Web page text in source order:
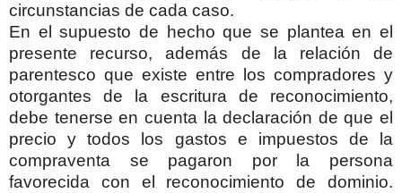
circunstancias de cada caso.
En el supuesto de hecho que se plantea en el
presente recurso, además de la relación de
parentesco que existe entre los compradores y
otorgantes de la escritura de reconocimiento,
debe tenerse en cuenta la declaración de que el
precio y todos los gastos e impuestos de la
compraventa se pagaron por la persona
favorecida con el reconocimiento de dominio.